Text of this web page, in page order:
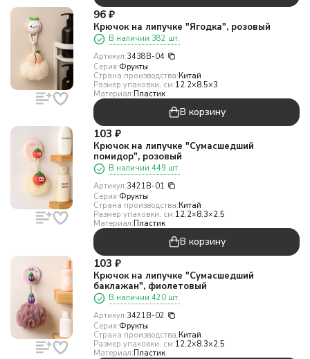
96 ₽
Крючок на липучке "Ягодка", розовый
В наличии 382 шт.
Артикул:3438B-04
Серия:Фрукты
Страна производства:Китай
Размер упаковки, см:12.2×8.5×3
Материал:Пластик
В корзину
103 ₽
Крючок на липучке "Сумасшедший
помидор", розовый
В наличии 449 шт.
Артикул:3421B-01
Серия:Фрукты
Страна производства:Китай
Размер упаковки, см:12.2×8.3×2.5
Материал:Пластик
В корзину
103 ₽
Крючок на липучке "Сумасшедший
баклажан", фиолетовый
В наличии 420 шт.
Артикул:3421B-02
Серия:Фрукты
Страна производства:Китай
Размер упаковки, см:12.2×8.3×2.5
Материал:Пластик